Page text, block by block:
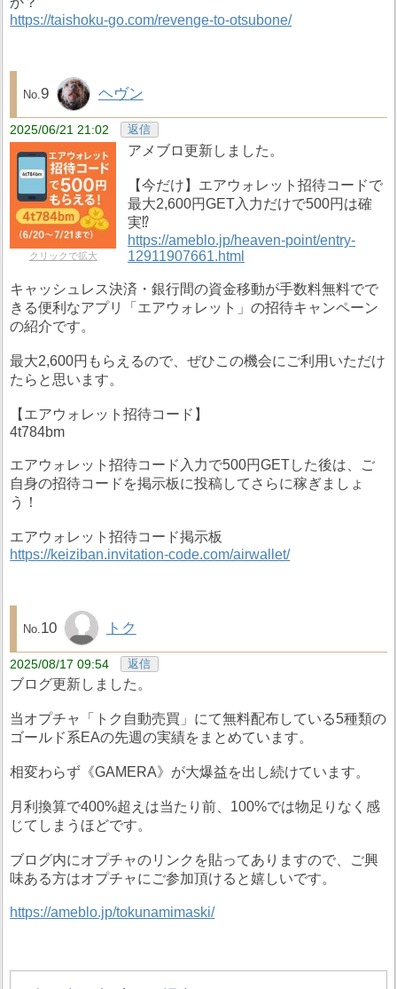
https://taishoku-go.com/revenge-to-otsubone/
9 ヘヴン
2025/06/21 21:02 返信
クリックで拡大
アメブロ更新しました。
【今だけ】エアウォレット招待コードで
最大2,600円GET入力だけで500円は確
実⁉️
https://ameblo.jp/heaven-point/entry-
12911907661.html
キャッシュレス決済・銀行間の資金移動が手数料無料でで
きる便利なアプリ「エアウォレット」の招待キャンペーン
の紹介です。
最大2,600円もらえるので、ぜひこの機会にご利用いただけ
たらと思います。
【エアウォレット招待コード】
4t784bm
エアウォレット招待コード入力で500円GETした後は、ご
自身の招待コードを掲示板に投稿してさらに稼ぎましょ
う！
エアウォレット招待コード掲示板
https://keiziban.invitation-code.com/airwallet/
10 トク
2025/08/17 09:54 返信
ブログ更新しました。
当オプチャ「トク自動売買」にて無料配布している5種類の
ゴールド系EAの先週の実績をまとめています。
相変わらず《GAMERA》が大爆益を出し続けています。
月利換算で400%超えは当たり前、100%では物足りなく感
じてしまうほどです。
ブログ内にオプチャのリンクを貼ってありますので、ご興
味ある方はオプチャにご参加頂けると嬉しいです。
https://ameblo.jp/tokunamimaski/